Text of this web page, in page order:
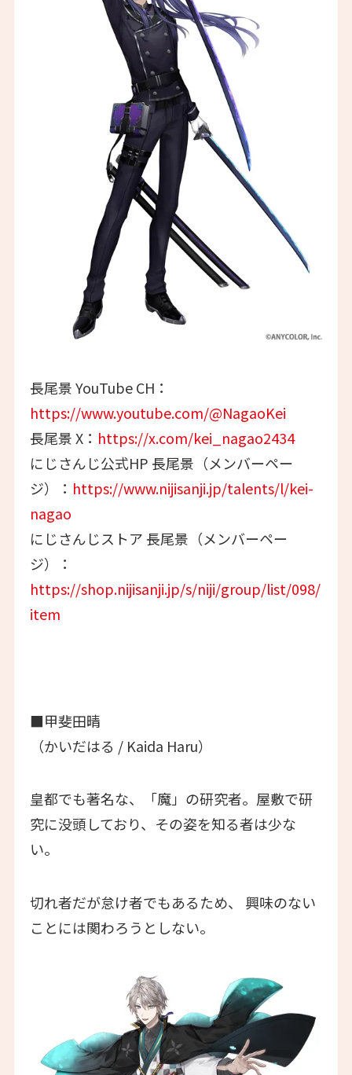
長尾景 YouTube CH：
https://www.youtube.com/@NagaoKei
長尾景 X： https://x.com/kei_nagao2434
にじさんじ公式HP 長尾景（メンバーペー
ジ）： https://www.nijisanji.jp/talents/l/kei-
nagao
にじさんじストア 長尾景（メンバーペー
ジ）：
https://shop.nijisanji.jp/s/niji/group/list/098/
item
■甲斐田晴
（かいだはる / Kaida Haru）
皇都でも著名な、「魔」の研究者。屋敷で研
究に没頭しており、その姿を知る者は少な
い。
切れ者だが怠け者でもあるため、 興味のない
ことには関わろうとしない。